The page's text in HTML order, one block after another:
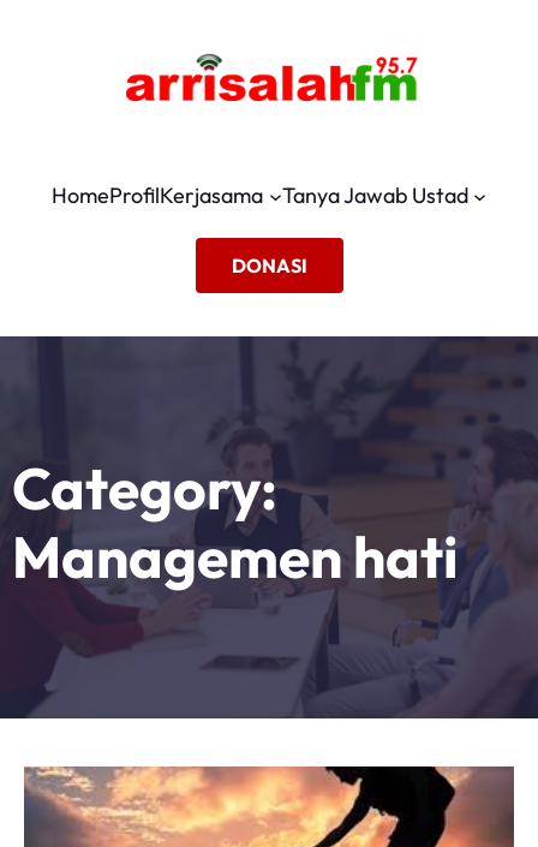
HomeProfilKerjasama Tanya Jawab Ustad
DONASI
Category:
Managemen hati